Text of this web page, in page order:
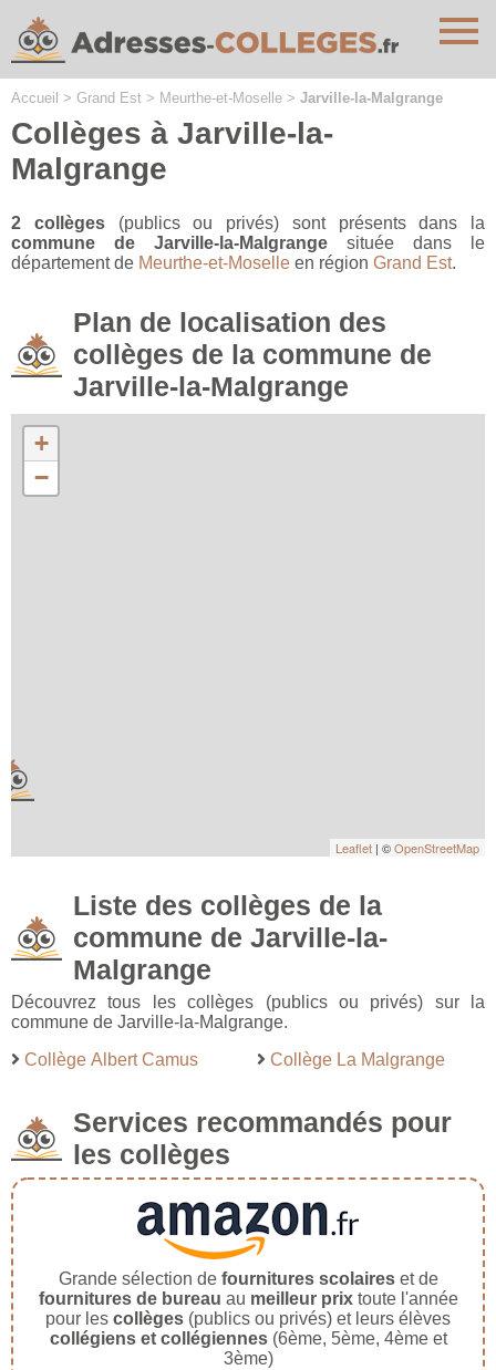
Accueil > Grand Est > Meurthe-et-Moselle > Jarville-la-Malgrange
Collèges à Jarville-la-
Malgrange
2 collèges(publics ou privés) sont présents dans la
commune de Jarville-la-Malgrange située dans le
département de Meurthe-et-Moselle en région Grand Est.
Plan de localisation des
collèges de la commune de
Jarville-la-Malgrange
+
−
Leaflet | ©OpenStreetMap
Liste des collèges de la
commune de Jarville-la-
Malgrange
Découvrez tous les collèges (publics ou privés) sur la
commune de Jarville-la-Malgrange.
Collège Albert Camus
Collège La Malgrange
Services recommandés pour
les collèges
Grande sélection de fournitures scolaireset de
fournitures de bureau au meilleur prixtoute l'année
pour les collèges (publics ou privés) et leurs élèves
collégiens et collégiennes(6ème, 5ème, 4ème et
3ème)